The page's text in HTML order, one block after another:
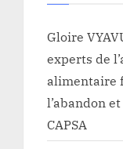
Gloire
experts de
alimentaire
l’abandon
CAPSA